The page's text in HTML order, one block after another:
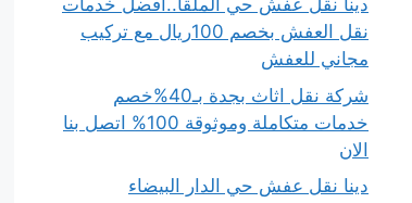
دينا نقل عفش حي الملقا..أفضل خدمات
نقل العفش بخصم 100ريال مع تركيب
مجاني للعفش
شركة نقل اثاث بجدة بـ40%خصم
خدمات متكاملة وموثوقة 100% اتصل بنا
الان
دينا نقل عفش حي الدار البيضاء